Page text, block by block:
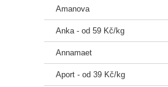
Amanova
Anka - od 59 Kč/kg
Annamaet
Aport - od 39 Kč/kg